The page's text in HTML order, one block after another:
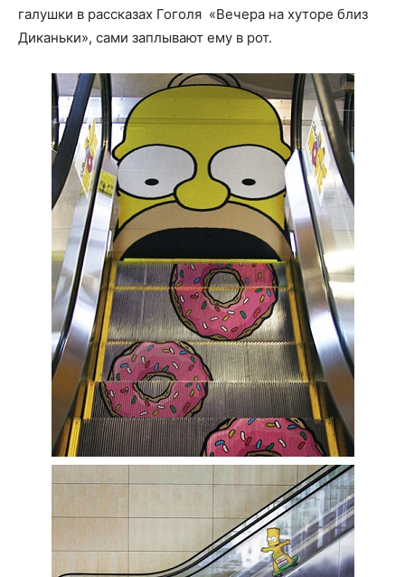
галушки в рассказах Гоголя «Вечера на хуторе близ
Диканьки», сами заплывают ему в рот.